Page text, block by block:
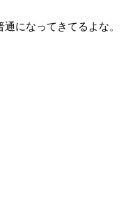
になってきてるよな。